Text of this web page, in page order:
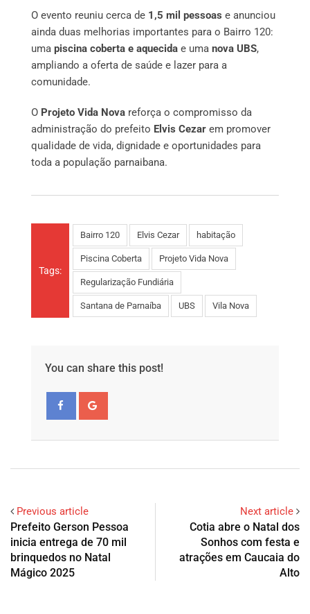
O evento reuniu cerca de 1,5 mil pessoas e anunciou
ainda duas melhorias importantes para o Bairro 120:
uma piscina coberta e aquecida e uma nova UBS,
ampliando a oferta de saúde e lazer para a
comunidade.
O Projeto Vida Nova reforça o compromisso da
administração do prefeito Elvis Cezar em promover
qualidade de vida, dignidade e oportunidades para
toda a população parnaibana.
Tags:
Bairro 120 Elvis Cezar habitação
Piscina Coberta Projeto Vida Nova
Regularização Fundiária
Santana de Parnaíba UBS Vila Nova
You can share this post!
Previous article
Prefeito Gerson Pessoa
inicia entrega de 70 mil
brinquedos no Natal
Mágico 2025
Next article
Cotia abre o Natal dos
Sonhos com festa e
atrações em Caucaia do
Alto